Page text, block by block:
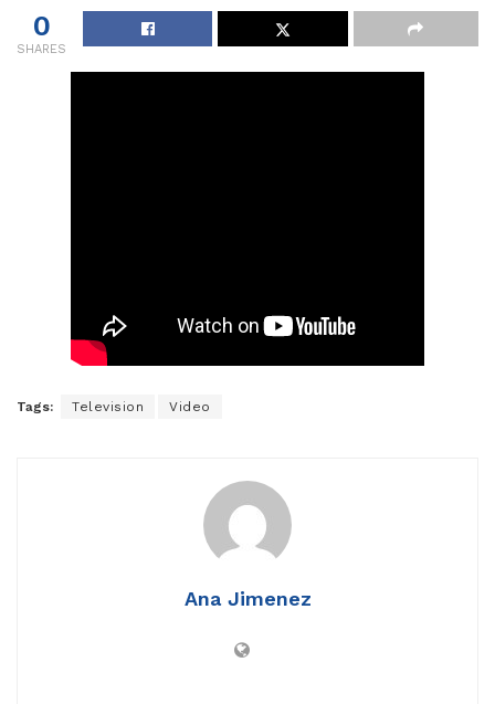
0
SHARES
Tags: Television Video
Ana Jimenez